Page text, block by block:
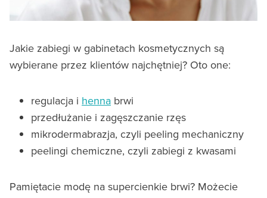
Jakie zabiegi w gabinetach kosmetycznych są
wybierane przez klientów najchętniej? Oto one:
regulacja i henna brwi
przedłużanie i zagęszczanie rzęs
mikrodermabrazja, czyli peeling mechaniczny
peelingi chemiczne, czyli zabiegi z kwasami
Pamiętacie modę na supercienkie brwi? Możecie